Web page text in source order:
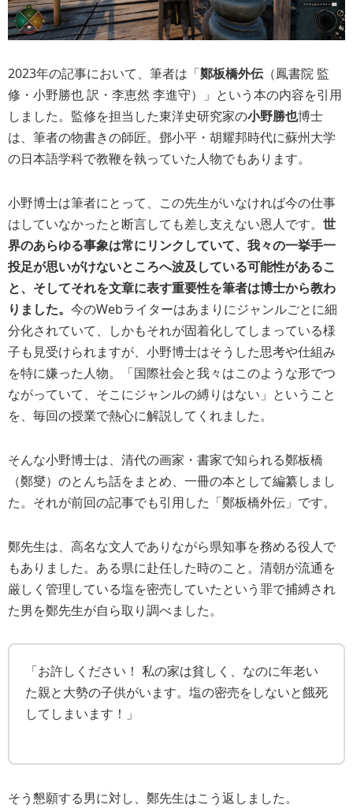
2023年の記事において、筆者は「鄭板橋外伝（鳳書院 監
修・小野勝也 訳・李恵然 李進守）」という本の内容を引用
しました。監修を担当した東洋史研究家の小野勝也博士
は、筆者の物書きの師匠。 鄧小平・胡耀邦時代に蘇州大学
の日本語学科で教鞭を執っていた人物でもあります。
小野博士は筆者にとって、この先生がいなければ今の仕事
はしていなかったと断言しても差し支えない恩人です。 世
界のあらゆる事象は常にリンクしていて、我々の一挙手一
投足が思いがけないところへ波及している可能性があるこ
と、そしてそれを文章に表す重要性を筆者は博士から教わ
りました。 今のWebライターはあまりにジャンルごとに細
分化されていて、しかもそれが固着化してしまっている様
子も見受けられますが、小野博士はそうした思考や仕組み
を特に嫌った人物。
「国際社会と我々はこのような形でつ
ながっていて、そこにジャンルの縛りはない」ということ
を、毎回の授業で熱心に解説してくれました。
そんな小野博士は、清代の画家・書家で知られる鄭板橋
（鄭燮）のとんち話をまとめ、一冊の本として編纂しまし
た。それが前回の記事でも引用した「鄭板橋外伝」です。
鄭先生は、高名な文人でありながら県知事を務める役人で
もありました。ある県に赴任した時のこと。清朝が流通を
厳しく管理している塩を密売していたという罪で捕縛され
た男を鄭先生が自ら取り調べました。
「お許しください！ 私の家は貧しく、なのに年老い
た親と大勢の子供がいます。塩の密売をしないと餓死
してしまいます！」
そう懇願する男に対し、鄭先生はこう返しました。